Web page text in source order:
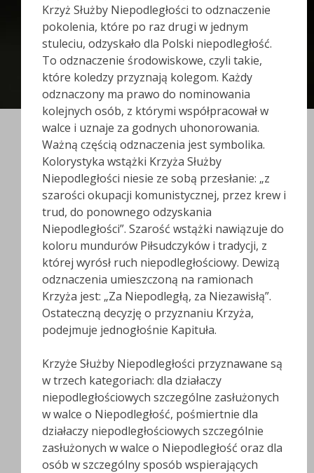
Krzyż Służby Niepodległości to odznaczenie
pokolenia, które po raz drugi w jednym
stuleciu, odzyskało dla Polski niepodległość.
To odznaczenie środowiskowe, czyli takie,
które koledzy przyznają kolegom. Każdy
odznaczony ma prawo do nominowania
kolejnych osób, z którymi współpracował w
walce i uznaje za godnych uhonorowania.
Ważną częścią odznaczenia jest symbolika.
Kolorystyka wstążki Krzyża Służby
Niepodległości niesie ze sobą przesłanie: „z
szarości okupacji komunistycznej, przez krew i
trud, do ponownego odzyskania
Niepodległości”. Szarość wstążki nawiązuje do
koloru mundurów Piłsudczyków i tradycji, z
której wyrósł ruch niepodległościowy. Dewizą
odznaczenia umieszczoną na ramionach
Krzyża jest: „Za Niepodległą, za Niezawisłą”.
Ostateczną decyzję o przyznaniu Krzyża,
podejmuje jednogłośnie Kapituła.
Krzyże Służby Niepodległości przyznawane są
w trzech kategoriach: dla działaczy
niepodległościowych szczególne zasłużonych
w walce o Niepodległość, pośmiertnie dla
działaczy niepodległościowych szczególnie
zasłużonych w walce o Niepodległość oraz dla
osób w szczególny sposób wspierających